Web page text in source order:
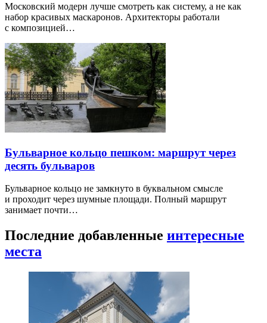
Московский модерн лучше смотреть как систему, а не как
набор красивых маскаронов. Архитекторы работали
с композицией…
Бульварное кольцо пешком: маршрут через
десять бульваров
Бульварное кольцо не замкнуто в буквальном смысле
и проходит через шумные площади. Полный маршрут
занимает почти…
Последние добавленные интересные
места